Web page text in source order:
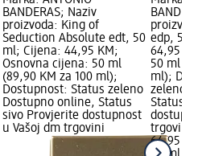
BANDERAS; Naziv
proizvoda: King of
Seduction Absolute edt, 50
ml; Cijena: 44,95 KM;
Osnovna cijena: 50 ml
(89,90 KM za 100 ml);
Dostupnost: Status zeleno
Dostupno online, Status
sivo Provjerite dostupnost
u Vašoj dm trgovini
edp, 50
64,95
50 ml
ml);
zeleno
Status
trgovini
64,95